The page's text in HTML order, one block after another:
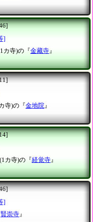
]
カ寺)の『金藏寺』
寺)の『金地院 』
カ寺)の『経覚寺』
]
賢崇寺』